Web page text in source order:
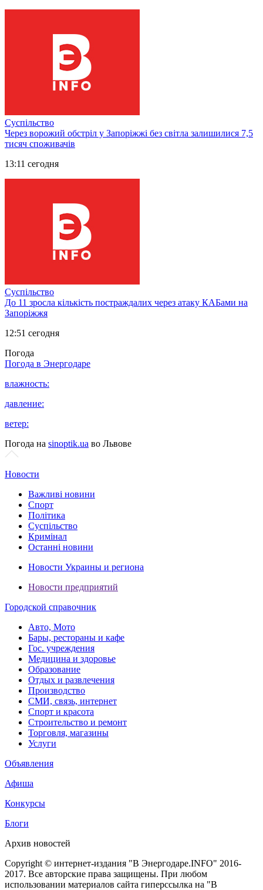
Суспільство
Через ворожий обстріл у Запоріжжі без світла залишилися 7,5
тисяч споживачів
13:11 сегодня
Суспільство
До 11 зросла кількість постраждалих через атаку КАБами на
Запоріжжя
12:51 сегодня
Погода
Погода в Энергодаре
влажность:
давление:
ветер:
Погода на sinoptik.ua во Львове
Новости
Важливі новини
Спорт
Політика
Суспільство
Кримінал
Останні новини
Новости Украины и региона
Новости предприятий
Городской справочник
Авто, Мото
Бары, рестораны и кафе
Гос. учреждения
Медицина и здоровье
Образование
Отдых и развлечения
Производство
СМИ, связь, интернет
Спорт и красота
Строительство и ремонт
Торговля, магазины
Услуги
Объявления
Афиша
Конкурсы
Блоги
Архив новостей
Copyright © интернет-издания "В Энергодаре.INFO" 2016-
2017. Все авторские права защищены. При любом
использовании материалов сайта гиперссылка на "В